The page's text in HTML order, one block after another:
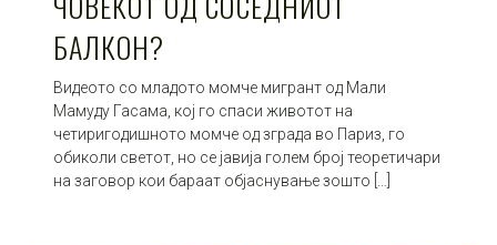
БАЛКОН?
Видеото со младото момче мигрант од Мали
Мамуду Гасама, кој го спаси животот на
четиригодишното момче од зграда во Париз, го
обиколи светот, но се јавија голем број теоретичари
на заговор кои бараат објаснување зошто […]